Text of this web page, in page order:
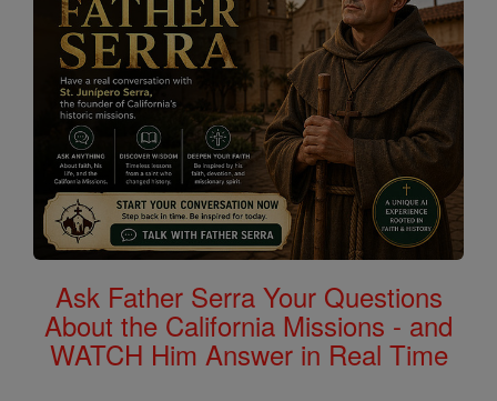
Ask Father Serra Your Questions
About the California Missions - and
WATCH Him Answer in Real Time